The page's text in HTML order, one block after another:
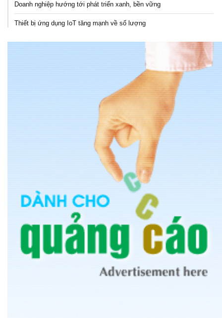
Doanh nghiệp hướng tới phát triển xanh, bền vững
Thiết bị ứng dụng IoT tăng mạnh về số lượng